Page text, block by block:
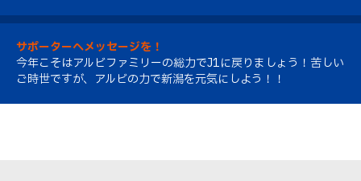
サポーターへメッセージを！
今年こそはアルビファミリーの総力でJ1に戻りましょう！苦しい
ご時世ですが、アルビの力で新潟を元気にしよう！！